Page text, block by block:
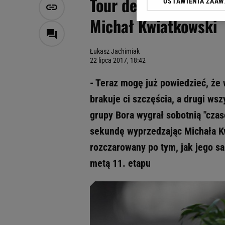
Tour de France.
Michał Kwiatkowski
Łukasz Jachimiak
22 lipca 2017, 18:42
- Teraz mogę już powiedzieć,
brakuje ci szczęścia, a drugi
grupy Bora wygrał sobotnią
sekundę wyprzedzając Michała
rozczarowany po tym, jak jego
metą 11. etapu
Klikając „Akceptuję”
Zaufanych Partnerów i
dotyczące plików
odnośnik „Ustawienia
Użycie dokładnych
Przechowywanie
badnie odbiorców i